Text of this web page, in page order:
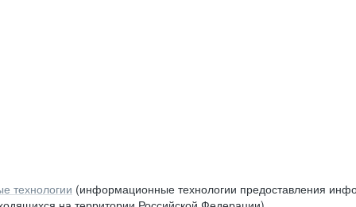
технологии (информационные технологии предоставления